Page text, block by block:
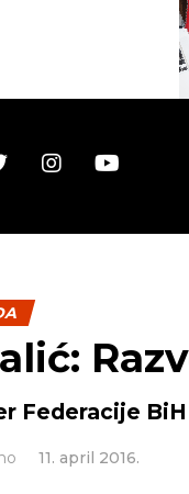
Federacije
11. april 2016.